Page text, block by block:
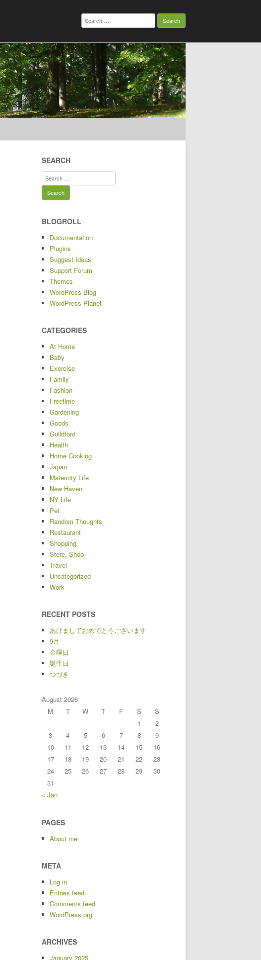
Search
for:
SEARCH
Search
for:
BLOGROLL
Documentation
Plugins
Suggest Ideas
Support Forum
Themes
WordPress Blog
WordPress Planet
CATEGORIES
At Home
Baby
Exercise
Family
Fashion
Freetime
Gardening
Goods
Guildford
Health
Home Cooking
Japan
Maternity Life
New Haven
NY Life
Pet
Random Thoughts
Restaurant
Shopping
Store, Shop
Travel
Uncategorized
Work
RECENT POSTS
あけましておめでとうございます
9月
金曜日
誕生日
つづき
August 2026
M
T W T F S
S
1
2
3
4 5 6 7 8
9
10
11 12 13 14 15
16
17
18 19 20 21 22
23
24
25 26 27 28 29
30
31
« Jan
PAGES
About me
META
Log in
Entries feed
Comments feed
WordPress.org
ARCHIVES
January 2025